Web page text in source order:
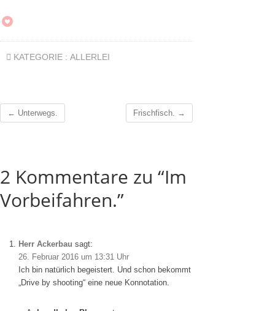
KATEGORIE : ALLERLEI
← Unterwegs. Frischfisch. →
2 Kommentare zu “Im
Vorbeifahren.”
Herr Ackerbau sagt:
26. Februar 2016 um 13:31 Uhr
Ich bin natürlich begeistert. Und schon bekommt
„Drive by shooting“ eine neue Konnotation.